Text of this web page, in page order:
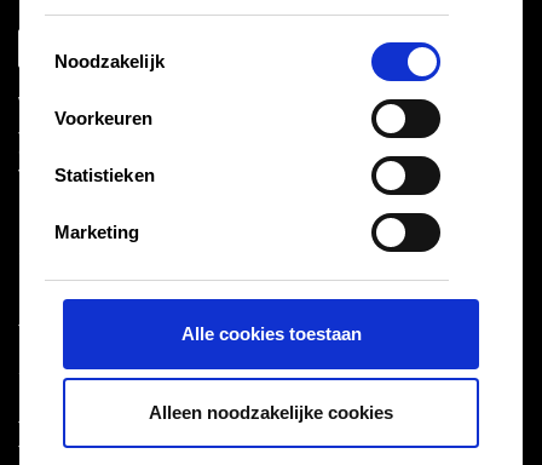
m
i
Noodzakelijk
Voorkeuren
Statistieken
Marketing
Alle cookies toestaan
Alleen noodzakelijke cookies
Wereldwijde site
Juridische informatie
Cookiebeleid
Verkoop en inkoop en Voorwaarden
Logistiek
Tata Steel UK Limited
7HS
Registered in England No. 02280000
T: +44 (0) 20 7717 4444
Tata Steel®2026